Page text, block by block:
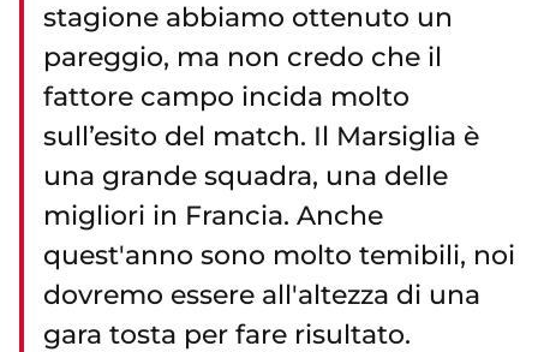
stagione abbiamo ottenuto un
pareggio, ma non credo che il
fattore campo incida molto
sull’esito del match. Il Marsiglia è
una grande squadra, una delle
migliori in Francia. Anche
quest'anno sono molto temibili, noi
dovremo essere all'altezza di una
gara tosta per fare risultato.